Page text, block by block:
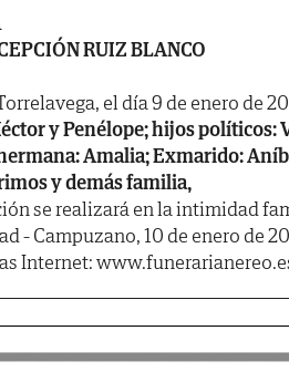
RUIZ BLANCO
el día 9 de enero de
y Penélope; hijos políticos:
Amalia; Exmarido:
y demás familia,
se realizará en la intimidad
- Campuzano, 10 de enero de
Internet: